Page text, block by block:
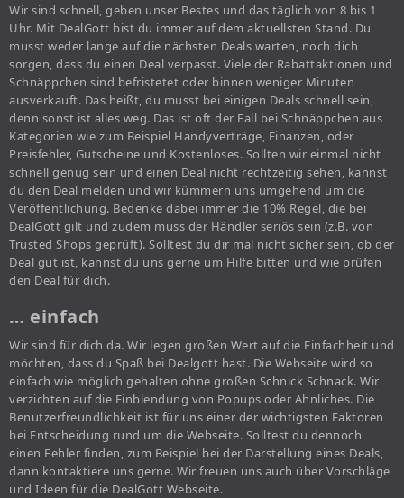
Wir sind schnell, geben unser Bestes und das täglich von 8 bis 1
Uhr. Mit DealGott bist du immer auf dem aktuellsten Stand. Du
musst weder lange auf die nächsten Deals warten, noch dich
sorgen, dass du einen Deal verpasst. Viele der Rabattaktionen und
Schnäppchen sind befristetet oder binnen weniger Minuten
ausverkauft. Das heißt, du musst bei einigen Deals schnell sein,
denn sonst ist alles weg. Das ist oft der Fall bei Schnäppchen aus
Kategorien wie zum Beispiel Handyverträge, Finanzen, oder
Preisfehler, Gutscheine und Kostenloses. Sollten wir einmal nicht
schnell genug sein und einen Deal nicht rechtzeitig sehen, kannst
du den Deal melden und wir kümmern uns umgehend um die
Veröffentlichung. Bedenke dabei immer die 10% Regel, die bei
DealGott gilt und zudem muss der Händler seriös sein (z.B. von
Trusted Shops geprüft). Solltest du dir mal nicht sicher sein, ob der
Deal gut ist, kannst du uns gerne um Hilfe bitten und wie prüfen
den Deal für dich.
… einfach
Wir sind für dich da. Wir legen großen Wert auf die Einfachheit und
möchten, dass du Spaß bei Dealgott hast. Die Webseite wird so
einfach wie möglich gehalten ohne großen Schnick Schnack. Wir
verzichten auf die Einblendung von Popups oder Ähnliches. Die
Benutzerfreundlichkeit ist für uns einer der wichtigsten Faktoren
bei Entscheidung rund um die Webseite. Solltest du dennoch
einen Fehler finden, zum Beispiel bei der Darstellung eines Deals,
dann kontaktiere uns gerne. Wir freuen uns auch über Vorschläge
und Ideen für die DealGott Webseite.